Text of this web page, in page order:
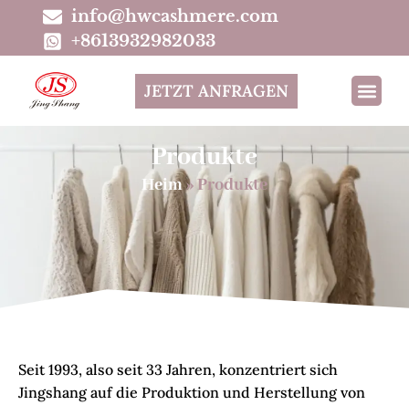
info@hwcashmere.com
+8613932982033
JETZT ANFRAGEN
Produkte
Heim»Produkte
Seit 1993, also seit 33 Jahren, konzentriert sich
Jingshang auf die Produktion und Herstellung von